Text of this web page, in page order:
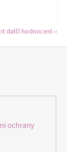
další hodnocení
ochrany